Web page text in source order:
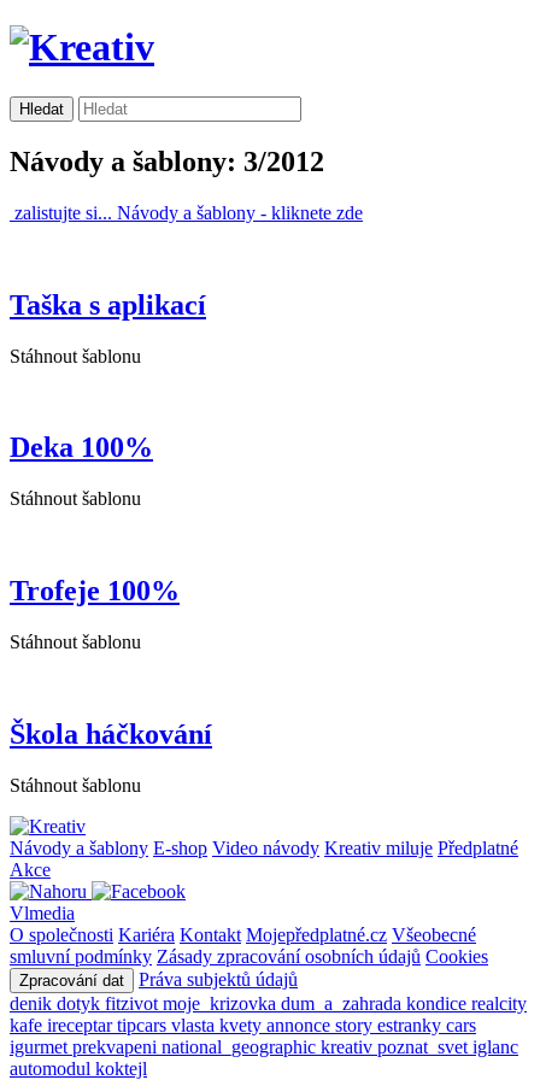
Návody a šablony: 3/2012
zalistujte si... Návody a šablony - kliknete zde
Taška s aplikací
Stáhnout šablonu
Deka 100%
Stáhnout šablonu
Trofeje 100%
Stáhnout šablonu
Škola háčkování
Stáhnout šablonu
Návody a šablony E-shop Video návody Kreativ miluje Předplatné
Akce
Vlmedia
O společnosti Kariéra Kontakt Mojepředplatné.cz Všeobecné
smluvní podmínky Zásady zpracování osobních údajů Cookies
Zpracování dat
Práva subjektů údajů
denik dotyk fitzivot moje_krizovka dum_a_zahrada kondice realcity
kafe ireceptartipcars vlasta kvety annonce story estranky cars
igurmet prekvapeni national_geographic kreativ poznat_svet iglanc
automodul koktejl